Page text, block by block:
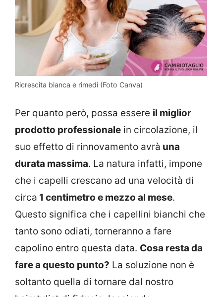
Ricrescita bianca e rimedi (Foto Canva)
Per quanto però, possa essere il miglior
prodotto professionale in circolazione, il
suo effetto di rinnovamento avrà una
durata massima. La natura infatti, impone
che i capelli crescano ad una velocità di
circa 1 centimetro e mezzo al mese.
Questo significa che i capellini bianchi che
tanto sono odiati, torneranno a fare
capolino entro questa data. Cosa resta da
fare a questo punto? La soluzione non è
soltanto quella di tornare dal nostro